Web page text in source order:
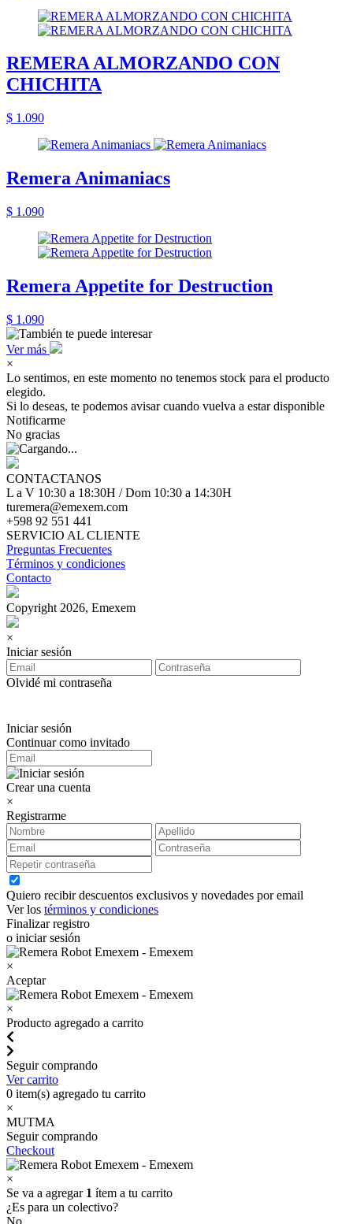
REMERA ALMORZANDO CON
CHICHITA
$ 1.090
Remera Animaniacs
$ 1.090
Remera Appetite for Destruction
$ 1.090
Ver más
×
Lo sentimos, en este momento no tenemos stock para el producto
elegido.
Si lo deseas, te podemos avisar cuando vuelva a estar disponible
Notificarme
No gracias
CONTACTANOS
L a V 10:30 a 18:30H / Dom 10:30 a 14:30H
turemera@emexem.com
+598 92 551 441
SERVICIO AL CLIENTE
Preguntas Frecuentes
Términos y condiciones
Contacto
Copyright 2026, Emexem
×
Iniciar sesión
Olvidé mi contraseña
Iniciar sesión
Continuar como invitado
Crear una cuenta
×
Registrarme
Quiero recibir descuentos exclusivos y novedades por email
Ver los términos y condiciones
Finalizar registro
o iniciar sesión
×
Aceptar
×
Producto agregado a carrito
Seguir comprando
Ver carrito
0 item(s) agregado tu carrito
×
MUTMA
Seguir comprando
Checkout
×
Se va a agregar 1 ítem a tu carrito
¿Es para un colectivo?
No